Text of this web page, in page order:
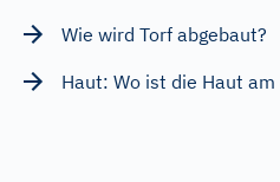
Wie wird Torf abgebaut?
Haut: Wo ist die Haut